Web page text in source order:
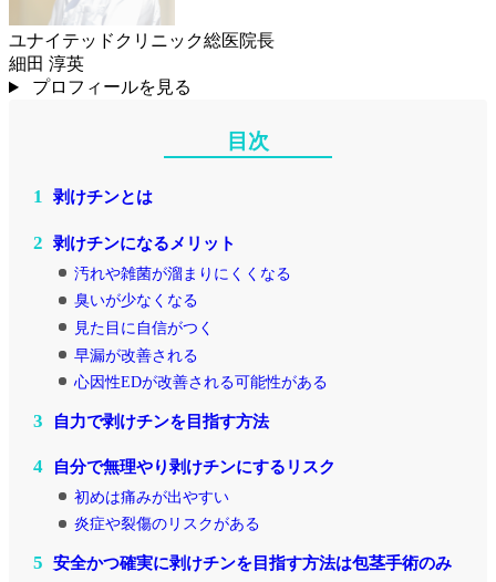
ユナイテッドクリニック総医院長
細田 淳英
プロフィールを見る
目次
1 剥けチンとは
2 剥けチンになるメリット
汚れや雑菌が溜まりにくくなる
臭いが少なくなる
見た目に自信がつく
早漏が改善される
心因性EDが改善される可能性がある
3 自力で剥けチンを目指す方法
4 自分で無理やり剥けチンにするリスク
初めは痛みが出やすい
炎症や裂傷のリスクがある
5 安全かつ確実に剥けチンを目指す方法は包茎手術のみ